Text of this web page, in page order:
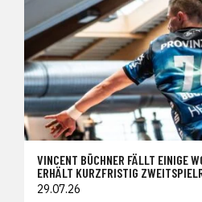
VINCENT BÜCHNER FÄLLT EINIGE
ERHÄLT KURZFRISTIG
29.07.26